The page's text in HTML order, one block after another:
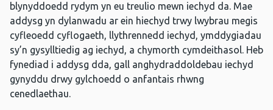
blynyddoedd rydym yn eu treulio mewn iechyd da. Mae
addysg yn dylanwadu ar ein hiechyd trwy lwybrau megis
cyfleoedd cyflogaeth, llythrennedd iechyd, ymddygiadau
sy’n gysylltiedig ag iechyd, a chymorth cymdeithasol. Heb
fynediad i addysg dda, gall anghydraddoldebau iechyd
gynyddu drwy gylchoedd o anfantais rhwng
cenedlaethau.